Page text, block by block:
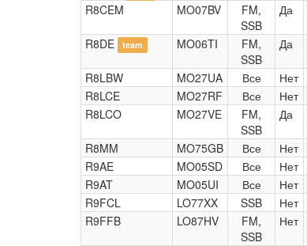
R8CEM
MO07BV
FM,
SSB
Да
R8DE team MO06TI
FM,
SSB
Да
R8LBW MO27UA Все Нет
R8LCE
MO27RF Все Нет
R8LCO
MO27VE
FM,
SSB
Да
R8MM MO75GB Все Нет
R9AE
MO05SD Все Нет
R9AT
MO05UI Все Нет
R9FCL
LO77XX SSB Нет
R9FFB
LO87HV
FM,
SSB
Нет